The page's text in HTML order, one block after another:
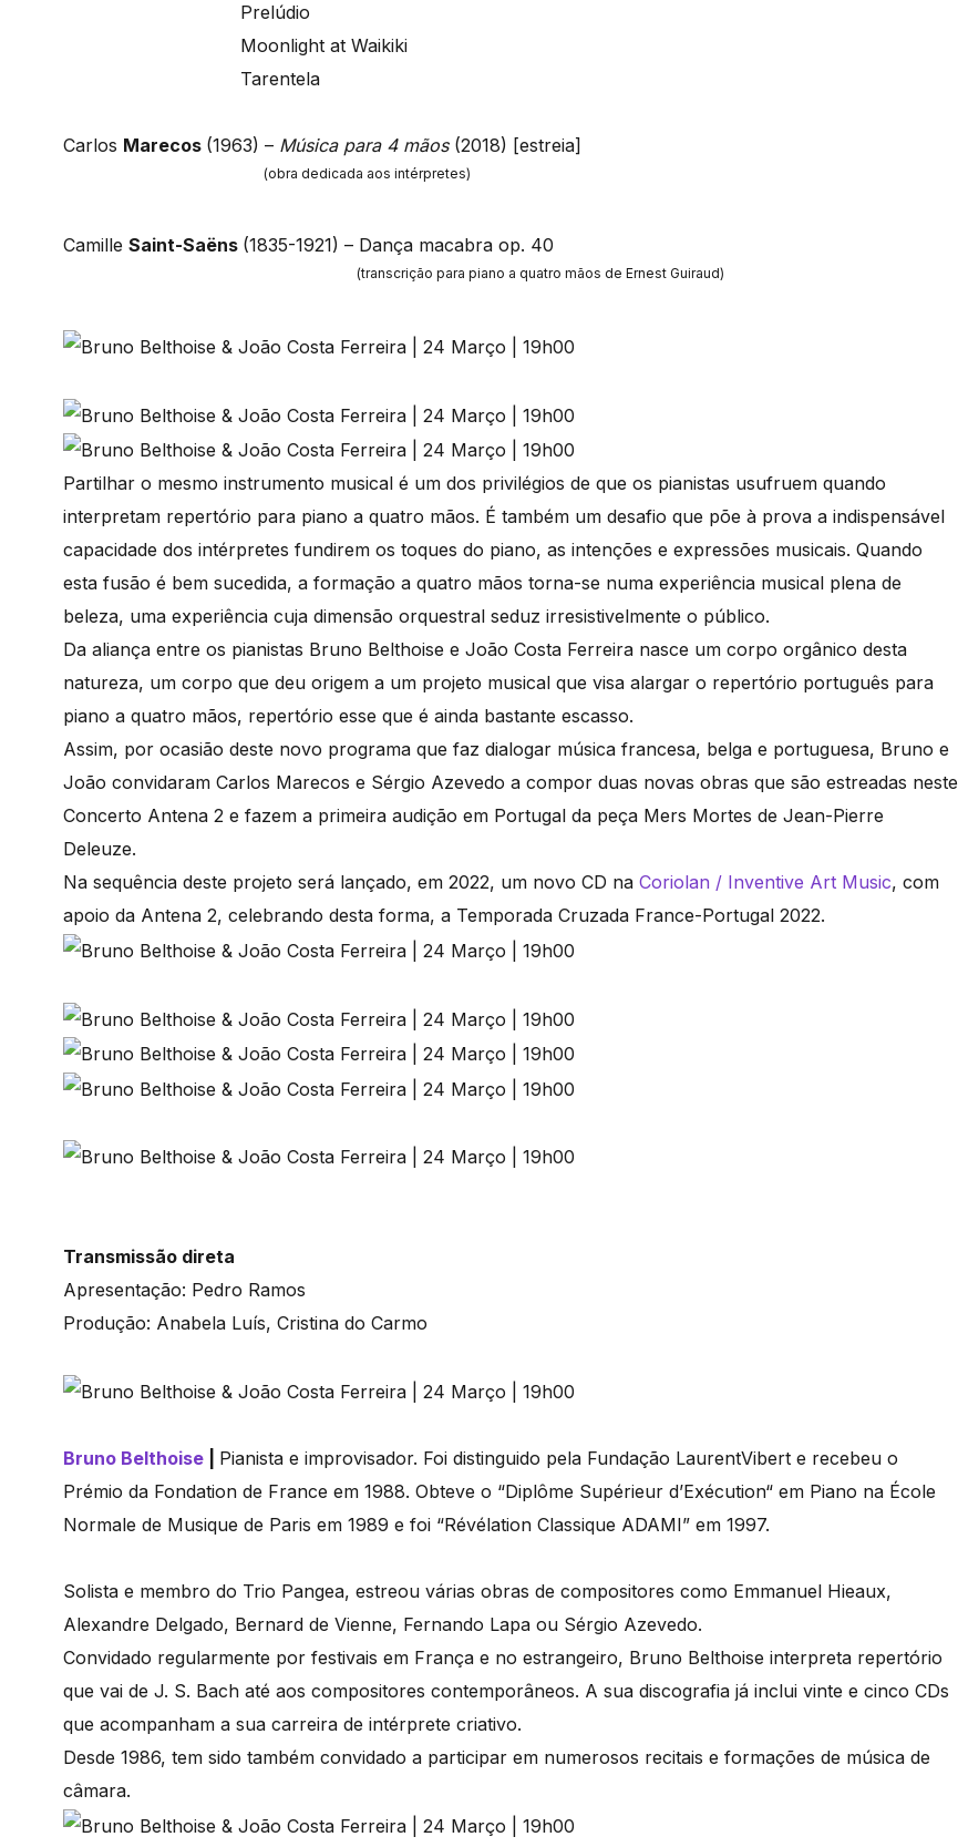
Prelúdio
Moonlight at Waikiki
Tarentela
Carlos Marecos (1963) – Música para 4 mãos(2018) [estreia]
(obra dedicada aos intérpretes)
Camille Saint-Saëns (1835-1921) – Dança macabra op. 40
(transcrição para piano a quatro mãos de Ernest Guiraud)
Partilhar o mesmo instrumento musical é um dos privilégios de que os pianistas usufruem quando
interpretam repertório para piano a quatro mãos. É também um desafio que põe à prova a indispensável
capacidade dos intérpretes fundirem os toques do piano, as intenções e expressões musicais. Quando
esta fusão é bem sucedida, a formação a quatro mãos torna-se numa experiência musical plena de
beleza, uma experiência cuja dimensão orquestral seduz irresistivelmente o público.
Da aliança entre os pianistas Bruno Belthoise e João Costa Ferreira nasce um corpo orgânico desta
natureza, um corpo que deu origem a um projeto musical que visa alargar o repertório português para
piano a quatro mãos, repertório esse que é ainda bastante escasso.
Assim, por ocasião deste novo programa que faz dialogar música francesa, belga e portuguesa, Bruno e
João convidaram Carlos Marecos e Sérgio Azevedo a compor duas novas obras que são estreadas neste
Concerto Antena 2 e fazem a primeira audição em Portugal da peça Mers Mortes de Jean-Pierre
Deleuze.
Na sequência deste projeto será lançado, em 2022, um novo CD na Coriolan / Inventive Art Music, com
apoio da Antena 2, celebrando desta forma, a Temporada Cruzada France-Portugal 2022.
Transmissão direta
Apresentação: Pedro Ramos
Produção: Anabela Luís, Cristina do Carmo
Bruno Belthoise
Pianista e improvisador. Foi distinguido pela Fundação LaurentVibert e recebeu o
Prémio da Fondation de France em 1988. Obteve o “Diplôme Supérieur d’Exécution“ em Piano na École
Normale de Musique de Paris em 1989 e foi “Révélation Classique ADAMI” em 1997.
Solista e membro do Trio Pangea, estreou várias obras de compositores como Emmanuel Hieaux,
Alexandre Delgado, Bernard de Vienne, Fernando Lapa ou Sérgio Azevedo.
Convidado regularmente por festivais em França e no estrangeiro, Bruno Belthoise interpreta repertório
que vai de J. S. Bach até aos compositores contemporâneos. A sua discografia já inclui vinte e cinco CDs
que acompanham a sua carreira de intérprete criativo.
Desde 1986, tem sido também convidado a participar em numerosos recitais e formações de música de
câmara.